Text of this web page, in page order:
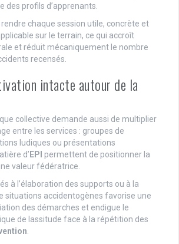
des profils d’apprenants.
rendre chaque session utile, concrète et
sur le terrain, ce qui accroît
et réduit mécaniquement le nombre
recensés.
intacte autour de la
collective demande aussi de multiplier
entre les services : groupes de
ludiques ou présentations
d’ EPI permettent de positionner la
valeur fédératrice.
à l’élaboration des supports ou à la
situations accidentogènes favorise une
des démarches et endigue le
de lassitude face à la répétition des